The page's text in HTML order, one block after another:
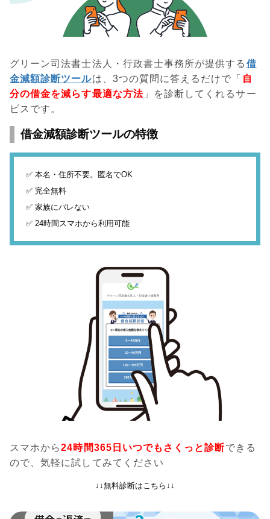
グリーン司法書士法人・行政書士事務所が提供する 借
金減額診断ツールは、3つの質問に答えるだけで「 自
分の借金を減らす最適な方法」を診断してくれるサー
ビスです。
借金減額診断ツールの特徴
✅ 本名・住所不要。匿名でOK
✅ 完全無料
✅ 家族にバレない
✅ 24時間スマホから利用可能
スマホから24時間365日いつでもさくっと診断できる
ので、気軽に試してみてください
↓↓無料診断はこちら↓↓